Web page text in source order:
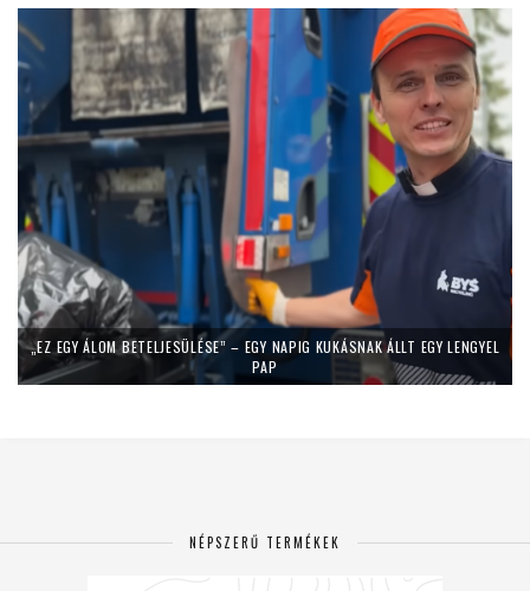
„EZ EGY ÁLOM BETELJESÜLÉSE” – EGY NAPIG KUKÁSNAK ÁLLT EGY LENGYEL
PAP
NÉPSZERŰ TERMÉKEK